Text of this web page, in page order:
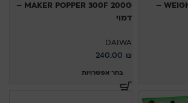
WEIGHT SINKING PENCIL –
MAKER POPPER 300F 200G –
דמוי
DAIWA
240.00 ₪
בחר אפשרויות